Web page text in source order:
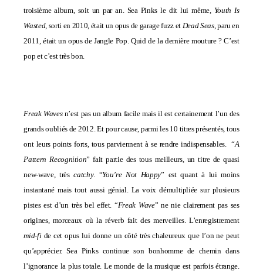
troisième album, soit un par an. Sea Pinks le dit lui même, Youth Is
Wasted, sorti en 2010, était un opus de garage fuzz et Dead Seas, paru en
2011, était un opus de Jangle Pop. Quid de la dernière mouture ? C’est
pop et c’est très bon.
Freak Wavesn’est pas un album facile mais il est certainement l’un des
grands oubliés de 2012. Et pour cause, parmi les 10 titres présentés, tous
ont leurs points forts, tous parviennent à se rendre indispensables. “A
Pattern Recognition” fait partie des tous meilleurs, un titre de quasi
new-wave, trèscatchy. “You’re Not Happy” est quant à lui moins
instantané mais tout aussi génial. La voix démultipliée sur plusieurs
pistes est d’un très bel effet. “Freak Wave” ne nie clairement pas ses
origines, morceaux où la réverb fait des merveilles. L’enregistrement
mid-fi de cet opus lui donne un côté très chaleureux que l’on ne peut
qu’apprécier. Sea Pinks continue son bonhomme de chemin dans
l’ignorance la plus totale. Le monde de la musique est parfois étrange.